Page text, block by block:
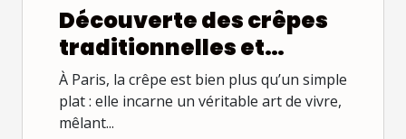
Découverte des crêpes
traditionnelles et
modernes à Paris
À Paris, la crêpe est bien plus qu’un simple
plat : elle incarne un véritable art de vivre,
mêlant...